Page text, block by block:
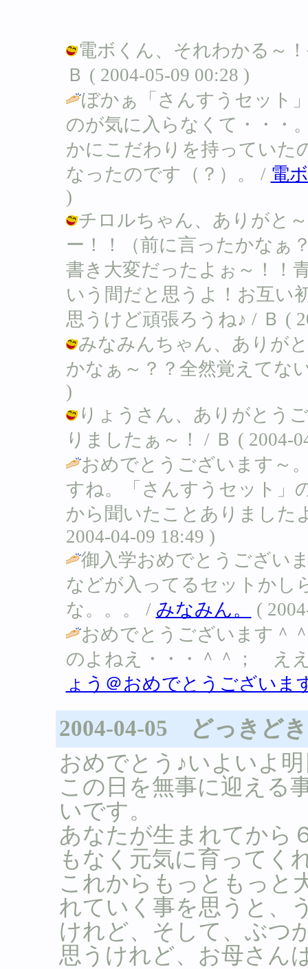
電ボくん、それわかる～
Ｂ ( 2004-05-09 00:28 )
ぼかぁ「さんすうセット
のが気に入らなくて・・・
かにこだわりを持っていた
なったのです（？）。 / 電
)
チロルちゃん、ありがと
ー！！（前に言ったかなぁ
書き大変だったよぉ～！！
いう間だと思うよ！お互い
思うけど頑張ろうね♪ / Ｂ (
みなみんちゃん、ありが
かなぁ～？？全然覚えてな
)
りょうさん、ありがとう
りましたぁ～！ / Ｂ ( 2004-
おめでとうございます～
すね。「さんすうセット」
から聞いたことありました
2004-04-09 18:49 )
御入学おめでとうござい
などが入ってるセットかし
な。。。 / みなみん。
(
おめでとうございます＾
のよねえ・・・＾＾； え
ょう＠おめでとうございま
2004-04-05 どっきど
おめでとう♪いよいよ
この日を無事に迎える
いです。
あなたが生まれてから
もなく元気に育ってく
これからもっともっと
れていく事を思うと、
けれど、そして、ぶつ
思うけれど、お母さん